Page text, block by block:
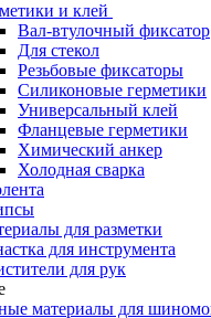
и клей
Вал-втулочный фиксатор
Для стекол
Резьбовые фиксаторы
Силиконовые герметики
Универсальный клей
Фланцевые герметики
Химический анкер
Холодная сварка
для разметки
для инструмента
для рук